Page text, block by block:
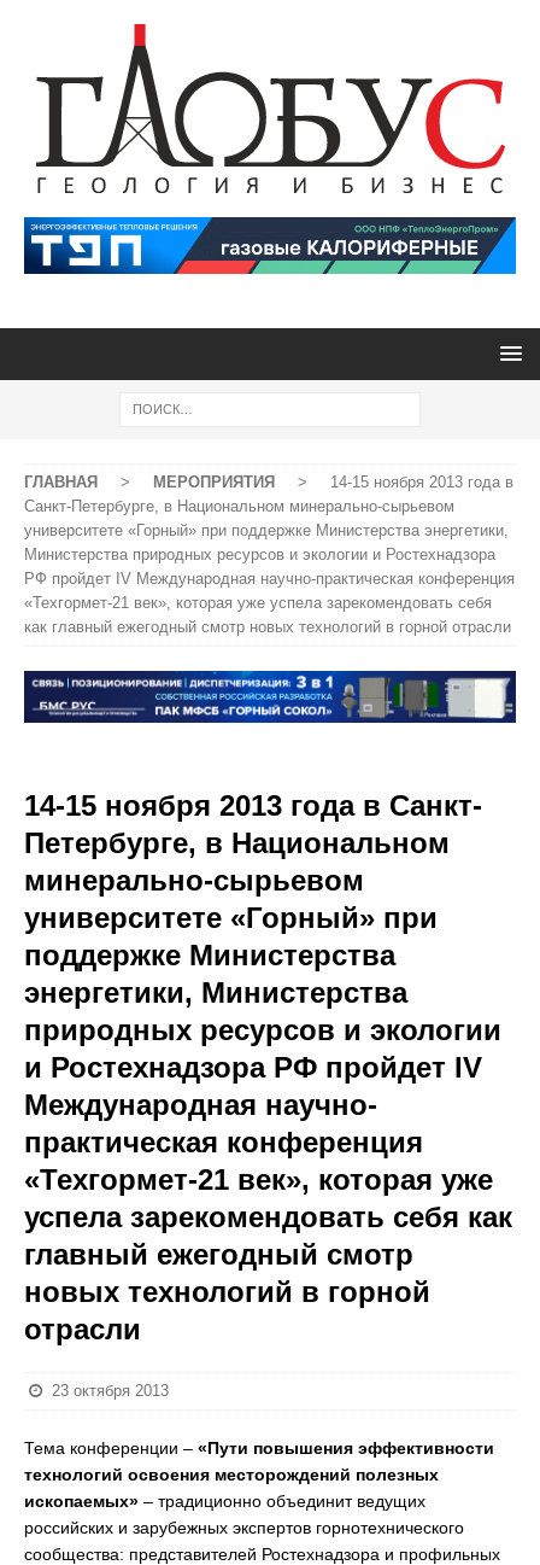
ГЛАВНАЯ > МЕРОПРИЯТИЯ >
14-15 ноября 2013 года в
Санкт-Петербурге, в Национальном минерально-сырьевом
университете «Горный» при поддержке Министерства энергетики,
Министерства природных ресурсов и экологии и Ростехнадзора
РФ пройдет IV Международная научно-практическая конференция
«Техгормет-21 век», которая уже успела зарекомендовать себя
как главный ежегодный смотр новых технологий в горной отрасли
14-15 ноября 2013 года в Санкт-
Петербурге, в Национальном
минерально-сырьевом
университете «Горный» при
поддержке Министерства
энергетики, Министерства
природных ресурсов и экологии
и Ростехнадзора РФ пройдет IV
Международная научно-
практическая конференция
«Техгормет-21 век», которая уже
успела зарекомендовать себя как
главный ежегодный смотр
новых технологий в горной
отрасли
23 октября 2013
Тема конференции – «Пути повышения эффективности
технологий освоения месторождений полезных
ископаемых» – традиционно объединит ведущих
российских и зарубежных экспертов горнотехнического
сообщества: представителей Ростехнадзора и профильных